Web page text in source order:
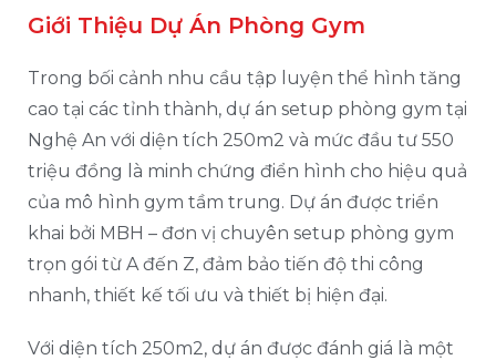
Giới Thiệu Dự Án Phòng Gym
Trong bối cảnh nhu cầu tập luyện thể hình tăng
cao tại các tỉnh thành, dự án setup phòng gym tại
Nghệ An với diện tích 250m2 và mức đầu tư 550
triệu đồng là minh chứng điển hình cho hiệu quả
của mô hình gym tầm trung. Dự án được triển
khai bởi MBH – đơn vị chuyên setup phòng gym
trọn gói từ A đến Z, đảm bảo tiến độ thi công
nhanh, thiết kế tối ưu và thiết bị hiện đại.
Với diện tích 250m2, dự án được đánh giá là một